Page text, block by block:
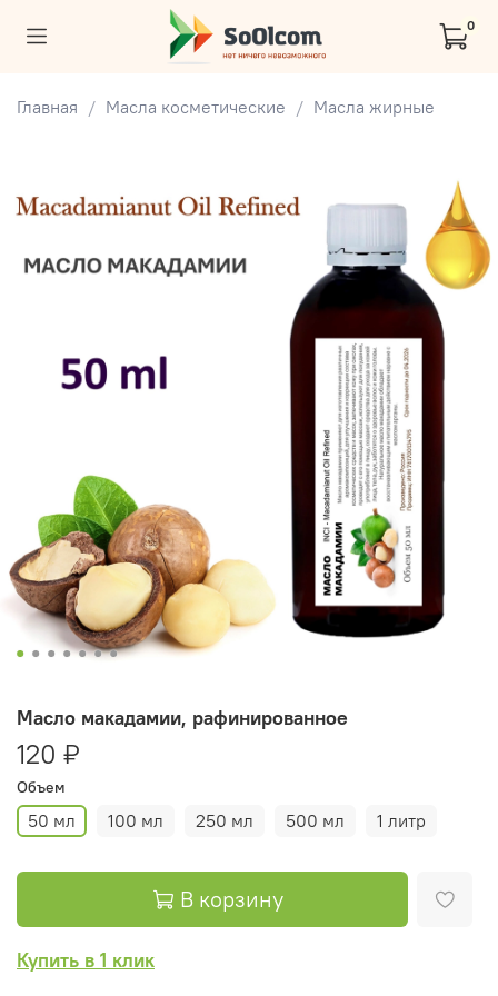
0
Главная Масла косметические Масла жирные
Масло макадамии, рафинированное
120 ₽
Объем
50 мл 100 мл 250 мл 500 мл 1 литр
В корзину
Купить в 1 клик